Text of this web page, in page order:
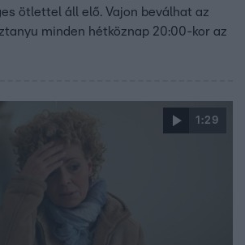
ötlettel áll elő. Vajon beválhat az
minden hétköznap 20:00-kor az
1:29